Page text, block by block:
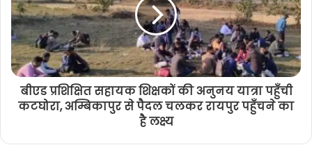
बीएड प्रशिक्षित सहायक शिक्षकों की अनुनय यात्रा पहुँची
कटघोरा, अम्बिकापुर से पैदल चलकर रायपुर पहुँचने का
है लक्ष्य